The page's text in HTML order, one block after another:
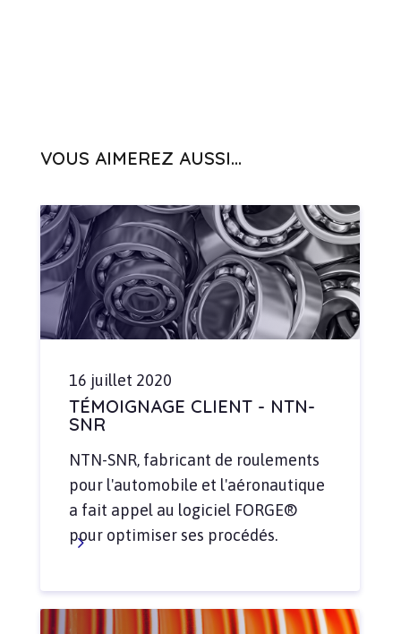
VOUS AIMEREZ AUSSI...
16 juillet 2020
TÉMOIGNAGE CLIENT - NTN-
SNR
NTN-SNR, fabricant de roulements
pour l'automobile et l'aéronautique
a fait appel au logiciel FORGE®
pour optimiser ses procédés.